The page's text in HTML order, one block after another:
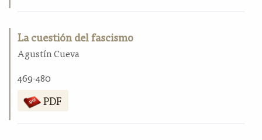
La cuestión del fascismo
Agustín Cueva
469-480
PDF